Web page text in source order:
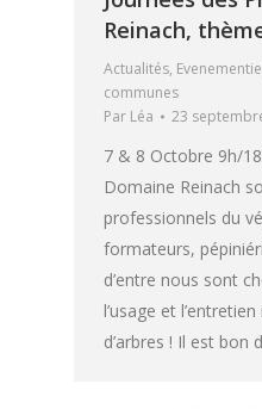
Reinach,
Actualités,
communes
Par Léa 23
7 & 8 Octobre 9h/
Domaine Reinach
professionnels du
formateurs,
d’entre nous sont
l’usage et
d’arbres ! Il est bon